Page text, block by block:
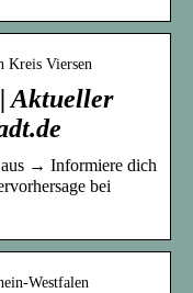
Kreis Viersen
Aktueller
aus → Informiere dich
bei
Westfalen